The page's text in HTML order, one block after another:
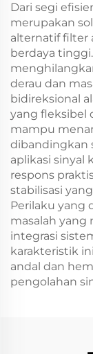
Dari segi
merupakan
alternatif filter
berdaya
derau dan
bidireksional
yang fleksibel
mampu
dibandingkan
aplikasi sinyal
respons
stabilisasi
Perilaku yang
masalah
integrasi
karakteristik
andal dan
pengolahan